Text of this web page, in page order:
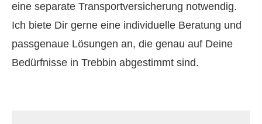
eine separate Transportversicherung notwendig.
Ich biete Dir gerne eine individuelle Beratung und
passgenaue Lösungen an, die genau auf Deine
Bedürfnisse in Trebbin abgestimmt sind.